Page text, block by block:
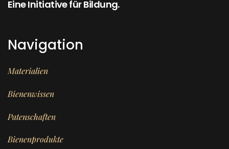
Eine Initiative für Bildung.
Navigation
Materialien
Bienenwissen
Patenschaften
Bienenprodukte